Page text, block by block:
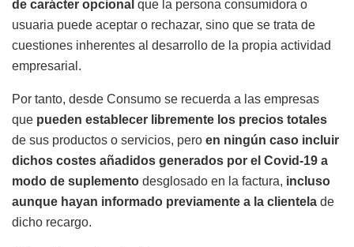
de carácter opcional que la persona consumidora o
usuaria puede aceptar o rechazar, sino que se trata de
cuestiones inherentes al desarrollo de la propia actividad
empresarial.
Por tanto, desde Consumo se recuerda a las empresas
que pueden establecer libremente los precios totales
de sus productos o servicios, pero en ningún caso incluir
dichos costes añadidos generados por el Covid-19 a
modo de suplemento desglosado en la factura, incluso
aunque hayan informado previamente a la clientela de
dicho recargo.